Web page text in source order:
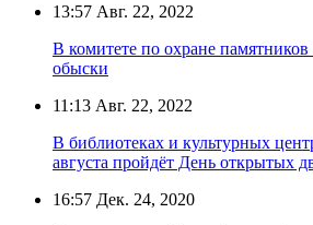
13:57 Авг. 22, 2022
В комитете по охране памятников
обыски
11:13 Авг. 22, 2022
В библиотеках и культурных
августа пройдёт День открытых
16:57 Дек. 24, 2020